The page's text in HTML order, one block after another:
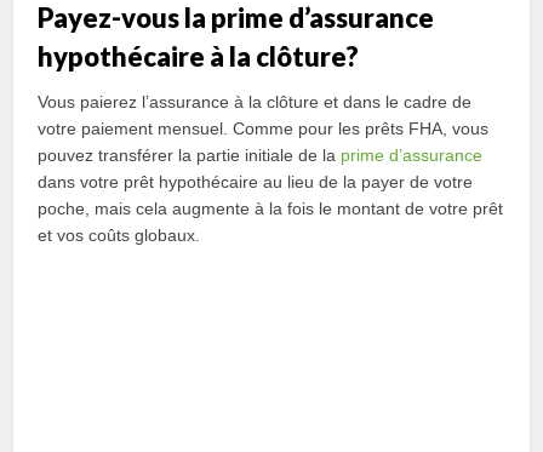
Payez-vous la prime d’assurance
hypothécaire à la clôture?
Vous paierez l’assurance à la clôture et dans le cadre de
votre paiement mensuel. Comme pour les prêts FHA, vous
pouvez transférer la partie initiale de la prime d’assurance
dans votre prêt hypothécaire au lieu de la payer de votre
poche, mais cela augmente à la fois le montant de votre prêt
et vos coûts globaux.